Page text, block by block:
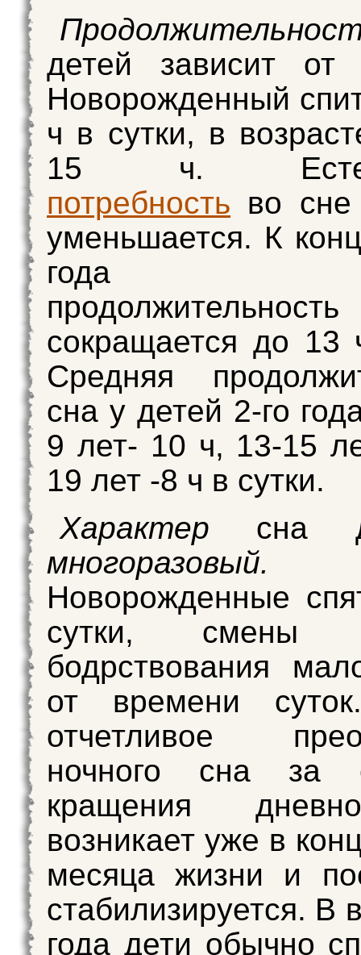
детей зависит от
Новоро­жденный
ч в сутки, в
15 ч.
потребность во
уменьшается. К
года
сокращается до 13
Средняя
сна у детей 2-го
9 лет- 10 ч, 13-15
19 лет -8 ч в сутки.
Характер сна
многоразовый.
Новорожденные
сутки,
бодрствования
от времени
отчетливое
ночного сна за
кращения
возникает уже в
месяца жизни и
стабилизируется. В
года дети обычно